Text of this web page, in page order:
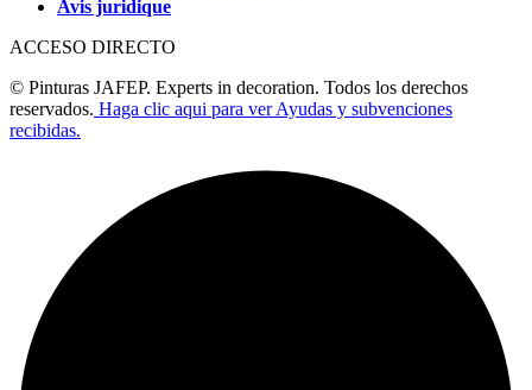
Avis juridique
ACCESO DIRECTO
© Pinturas JAFEP. Experts in decoration. Todos los derechos
reservados. Haga clic aqui para ver Ayudas y subvenciones
recibidas.